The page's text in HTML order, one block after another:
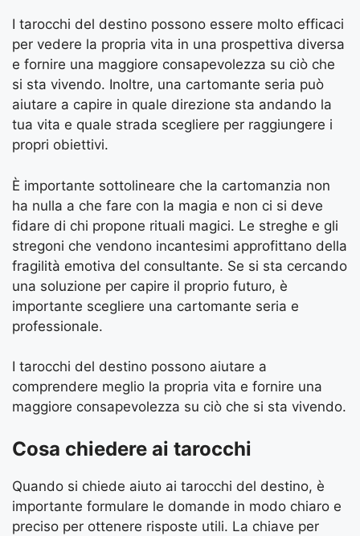
I tarocchi del destino possono essere molto efficaci
per vedere la propria vita in una prospettiva diversa
e fornire una maggiore consapevolezza su ciò che
si sta vivendo. Inoltre, una cartomante seria può
aiutare a capire in quale direzione sta andando la
tua vita e quale strada scegliere per raggiungere i
propri obiettivi.
È importante sottolineare che la cartomanzia non
ha nulla a che fare con la magia e non ci si deve
fidare di chi propone rituali magici. Le streghe e gli
stregoni che vendono incantesimi approfittano della
fragilità emotiva del consultante. Se si sta cercando
una soluzione per capire il proprio futuro, è
importante scegliere una cartomante seria e
professionale.
I tarocchi del destino possono aiutare a
comprendere meglio la propria vita e fornire una
maggiore consapevolezza su ciò che si sta vivendo.
Cosa chiedere ai tarocchi
Quando si chiede aiuto ai tarocchi del destino, è
importante formulare le domande in modo chiaro e
preciso per ottenere risposte utili. La chiave per